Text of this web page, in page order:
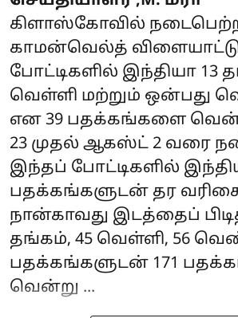
கிளாஸ்கோவில் நடைபெற்ற
காமன்வெல்த்
போட்டிகளில் இந்தியா 13
வெள்ளி மற்றும் ஒன்பது
என 39 பதக்கங்களை
23 முதல் ஆகஸ்ட் 2 வரை
இந்தப் போட்டிகளில்
பதக்கங்களுடன் தர
நான்காவது இடத்தைப்
தங்கம், 45 வெள்ளி, 56
பதக்கங்களுடன் 171
வென்று ...